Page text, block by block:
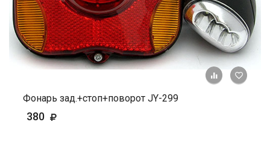
+ К
Фонарь зад.+стоп+поворот JY-299
380